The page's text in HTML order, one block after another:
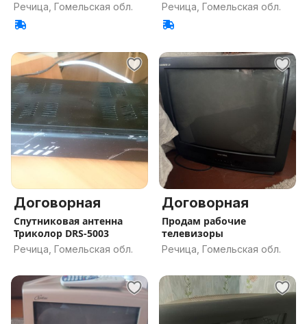
Речица, Гомельская обл. Речица, Гомельская обл.
Договорная
Спутниковая антенна
Триколор DRS-5003
Речица, Гомельская обл.
Договорная
Продам рабочие
телевизоры
Речица, Гомельская обл.